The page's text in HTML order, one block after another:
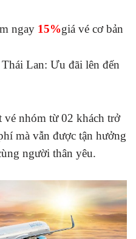
ngay 15%giá vé cơ bản
Lan: Ưu đãi lên đến
nhóm từ 02 khách trở
mà vẫn được tận hưởng
người thân yêu.